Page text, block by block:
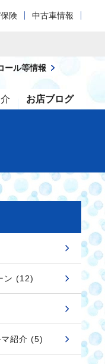
険 中古車情報
お店ブログ
ール等情報
ン (12)
紹介 (5)